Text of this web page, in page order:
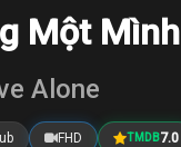
Một Mình
Alone
FHD TMDB7.0